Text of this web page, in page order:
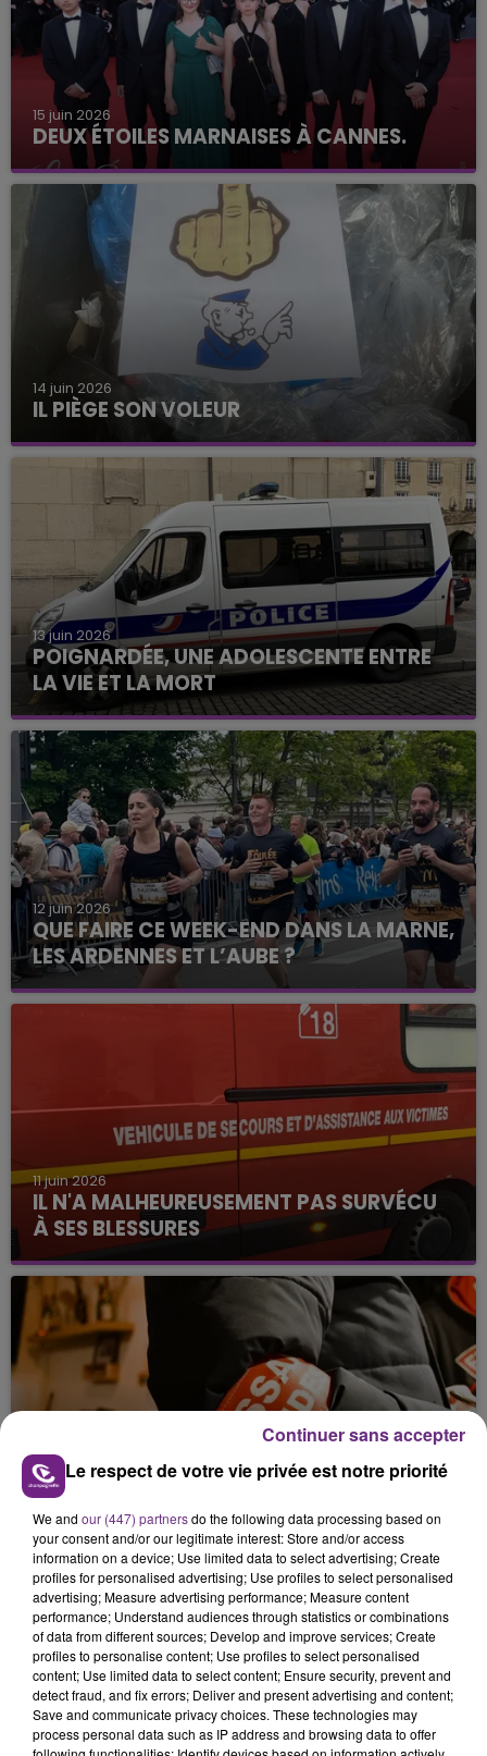
15 juin 2026
DEUX ÉTOILES MARNAISES À CANNES.
14 juin 2026
IL PIÈGE SON VOLEUR
13 juin 2026
POIGNARDÉE, UNE ADOLESCENTE ENTRE
LA VIE ET LA MORT
12 juin 2026
QUE FAIRE CE WEEK-END DANS LA MARNE,
LES ARDENNES ET L’AUBE ?
11 juin 2026
IL N'A MALHEUREUSEMENT PAS SURVÉCU
À SES BLESSURES
11 juin 2026
LA RESTAURATION RAPIDE SOUS
SURVEILLANCE
11 juin 2026
LE QUOTIDIEN INVISIBLE D’UN JEUNE
Le respect de votre vie privée est notre priorité
We and our (447) partnersdo the following data processing based on
your consent and/or our legitimate interest: Store and/or access
information on a device; Use limited data to select advertising; Create
profiles for personalised advertising; Use profiles to select personalised
advertising; Measure advertising performance; Measure content
performance; Understand audiences through statistics or combinations
of data from different sources; Develop and improve services; Create
profiles to personalise content; Use profiles to select personalised
content; Use limited data to select content; Ensure security, prevent and
detect fraud, and fix errors; Deliver and present advertising and content;
Save and communicate privacy choices. These technologies may
process personal data such as IP address and browsing data to offer
Continuer sans accepter